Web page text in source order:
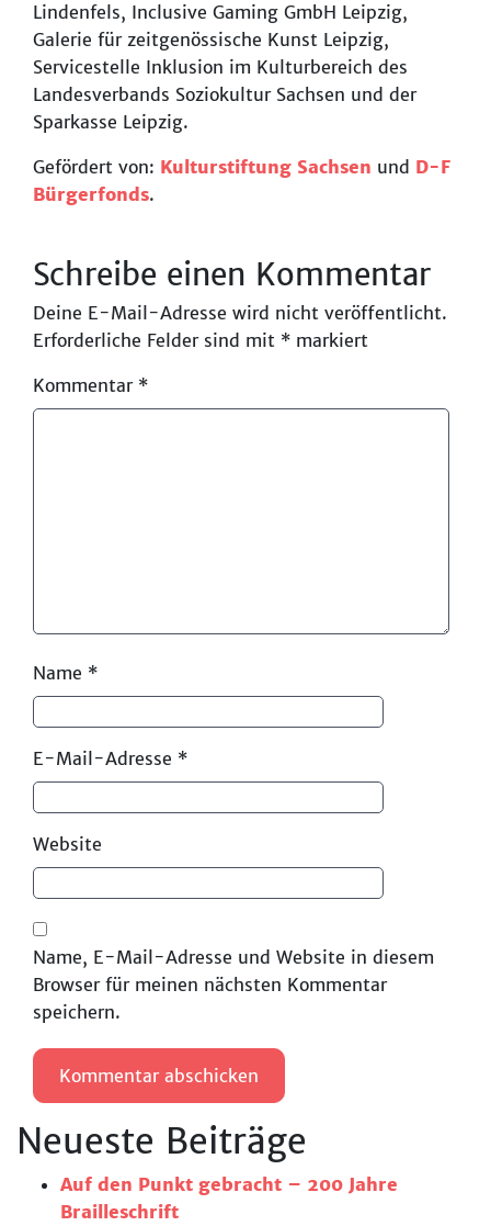
Lindenfels, Inclusive Gaming GmbH Leipzig,
Galerie für zeitgenössische Kunst Leipzig,
Servicestelle Inklusion im Kulturbereich des
Landesverbands Soziokultur Sachsen und der
Sparkasse Leipzig.
Gefördert von: Kulturstiftung Sachsen und D-F
Bürgerfonds.
Schreibe einen Kommentar
Deine E-Mail-Adresse wird nicht veröffentlicht.
Erforderliche Felder sind mit * markiert
Kommentar *
Name *
E-Mail-Adresse *
Website
Name, E-Mail-Adresse und Website in diesem
Browser für meinen nächsten Kommentar
speichern.
Neueste Beiträge
Auf den Punkt gebracht – 200 Jahre
Brailleschrift